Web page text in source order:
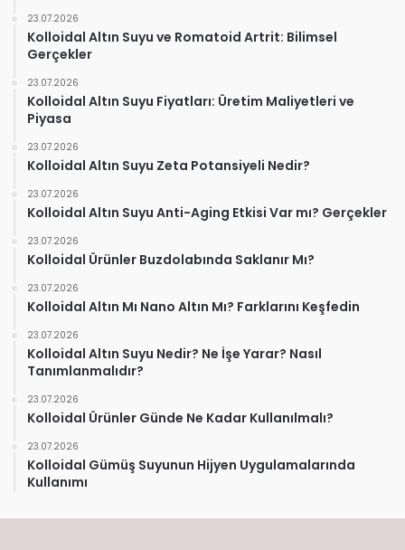
23.07.2026
Kolloidal Altın Suyu ve Romatoid Artrit: Bilimsel
Gerçekler
23.07.2026
Kolloidal Altın Suyu Fiyatları: Üretim Maliyetleri ve
Piyasa
23.07.2026
Kolloidal Altın Suyu Zeta Potansiyeli Nedir?
23.07.2026
Kolloidal Altın Suyu Anti-Aging Etkisi Var mı? Gerçekler
23.07.2026
Kolloidal Ürünler Buzdolabında Saklanır Mı?
23.07.2026
Kolloidal Altın Mı Nano Altın Mı? Farklarını Keşfedin
23.07.2026
Kolloidal Altın Suyu Nedir? Ne İşe Yarar? Nasıl
Tanımlanmalıdır?
23.07.2026
Kolloidal Ürünler Günde Ne Kadar Kullanılmalı?
23.07.2026
Kolloidal Gümüş Suyunun Hijyen Uygulamalarında
Kullanımı